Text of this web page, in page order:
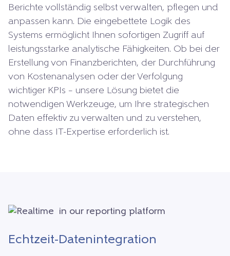
Berichte vollständig selbst verwalten, pflegen und
anpassen kann. Die eingebettete Logik des
Systems ermöglicht Ihnen sofortigen Zugriff auf
leistungsstarke analytische Fähigkeiten. Ob bei der
Erstellung von Finanzberichten, der Durchführung
von Kostenanalysen oder der Verfolgung
wichtiger KPIs – unsere Lösung bietet die
notwendigen Werkzeuge, um Ihre strategischen
Daten effektiv zu verwalten und zu verstehen,
ohne dass IT-Expertise erforderlich ist.
Echtzeit-Datenintegration